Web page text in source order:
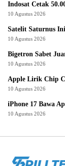
Indosat Cetak
10 Agustus 2026
Satelit Saturnus
10 Agustus 2026
Bigetron Sabet
10 Agustus 2026
Apple Lirik Chip
10 Agustus 2026
iPhone 17 Bawa
10 Agustus 2026